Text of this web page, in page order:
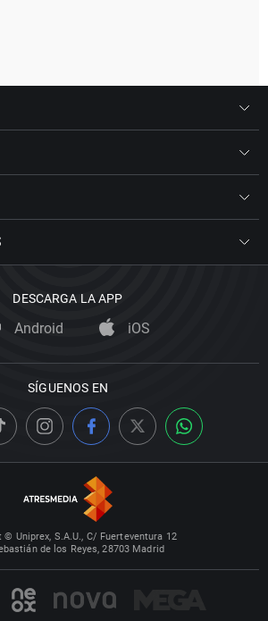
DESCARGA LA APP
Android iOS
SÍGUENOS EN
© Uniprex, S.A.U., C/ Fuerteventura 12
de los Reyes, 28703 Madrid